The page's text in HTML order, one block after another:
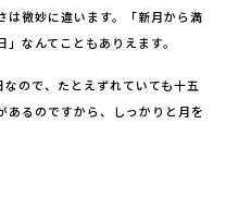
は微妙に違います。「新月から満
なんてこともありえます。
ので、たとえずれていても十五
あるのですから、しっかりと月を